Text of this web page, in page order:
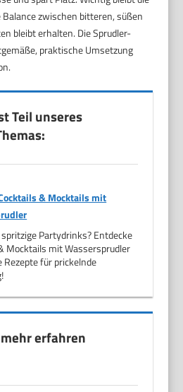
Balance zwischen bitteren, süßen
bleibt erhalten. Die Sprudler-
praktische Umsetzung
Teil unseres
& Mocktails mit
Partydrinks? Entdecke
Mocktails mit Wassersprudler
Rezepte für prickelnde
erfahren